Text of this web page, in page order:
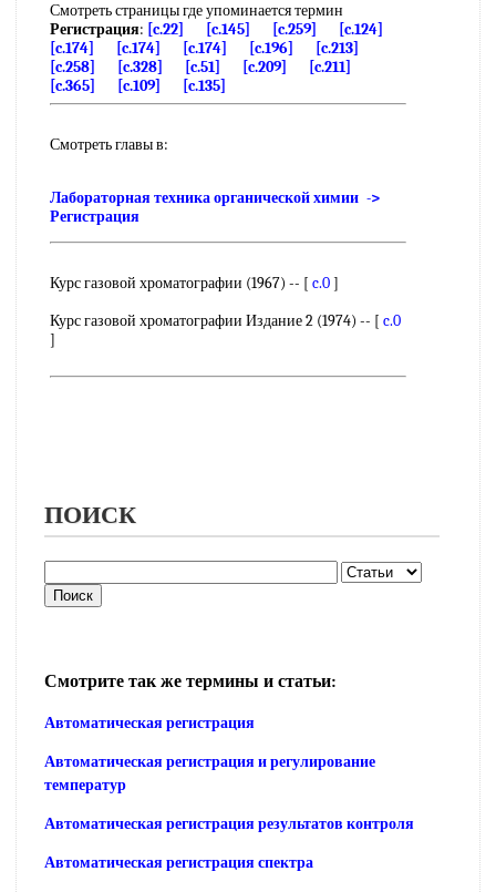
Смотреть страницы где упоминается термин
Регистрация: [c.22] [c.145] [c.259]
[c.124]
[c.174]
[c.174] [c.174] [c.196]
[c.213]
[c.258]
[c.328] [c.51] [c.209]
[c.211]
[c.365]
[c.109] [c.135]
Смотреть главы в:
Лабораторная техника органической химии ->
Регистрация
Курс газовой хроматографии (1967) -- [ c.0]
Курс газовой хроматографии Издание 2 (1974) -- [ c.0
]
ПОИСК
Смотрите так же термины и статьи:
Автоматическая регистрация
Автоматическая регистрация и регулирование
температур
Автоматическая регистрация результатов контроля
Автоматическая регистрация спектра